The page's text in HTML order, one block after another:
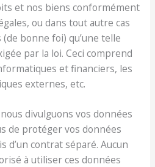
et nos biens conformément
ou dans tout autre cas
bonne foi) qu’une telle
par la loi. Ceci comprend
et financiers, les
externes, etc.
divulguons vos données
de protéger vos données
d’un contrat séparé. Aucun
à utiliser ces données